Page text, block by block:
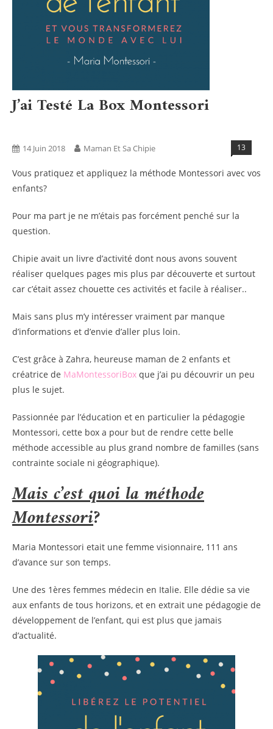
J’ai Testé La Box Montessori
14 Juin 2018 Maman Et Sa Chipie 13
Vous pratiquez et appliquez la méthode Montessori avec vos
enfants?
Pour ma part je ne m’étais pas forcément penché sur la
question.
Chipie avait un livre d’activité dont nous avons souvent
réaliser quelques pages mis plus par découverte et surtout
car c’était assez chouette ces activités et facile à réaliser..
Mais sans plus m’y intéresser vraiment par manque
d’informations et d’envie d’aller plus loin.
C’est grâce à Zahra, heureuse maman de 2 enfants et
créatrice de MaMontessoriBox que j’ai pu découvrir un peu
plus le sujet.
Passionnée par l’éducation et en particulier la pédagogie
Montessori, cette box a pour but de rendre cette belle
méthode accessible au plus grand nombre de familles (sans
contrainte sociale ni géographique).
Mais c’est quoi la méthode
Montessori?
Maria Montessori etait une femme visionnaire, 111 ans
d’avance sur son temps.
Une des 1ères femmes médecin en Italie. Elle dédie sa vie
aux enfants de tous horizons, et en extrait une pédagogie de
développement de l’enfant, qui est plus que jamais
d’actualité.